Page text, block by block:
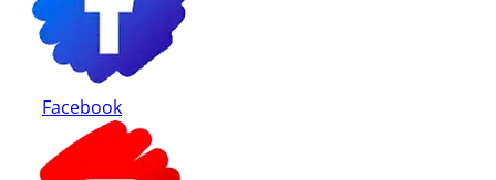
Facebook